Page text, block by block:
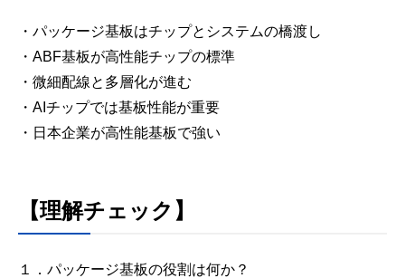
・パッケージ基板はチップとシステムの橋渡し
・ABF基板が高性能チップの標準
・微細配線と多層化が進む
・AIチップでは基板性能が重要
・日本企業が高性能基板で強い
【理解チェック】
１．パッケージ基板の役割は何か？